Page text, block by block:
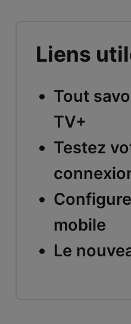
Liens
Tout
TV+
Testez
mobile
Le